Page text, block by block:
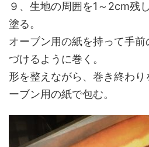
９、生地の周囲を1～2cm残
塗る。
オーブン用の紙を持って手
づけるように巻く。
形を整えながら、巻き終わ
ーブン用の紙で包む。